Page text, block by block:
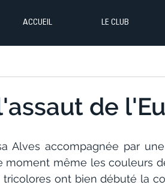
ACCUEIL LE CLUB
de
Alves accompagnée par
moment même les couleurs
tricolores ont bien débuté la